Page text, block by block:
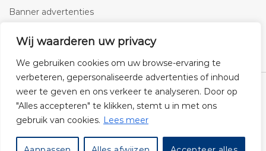
Wij waarderen uw privacy
We gebruiken cookies om uw browse-ervaring te
verbeteren, gepersonaliseerde advertenties of inhoud
weer te geven en ons verkeer te analyseren. Door op
"Alles accepteren" te klikken, stemt u in met ons
gebruik van cookies. Lees meer
Banner advertenties
SEO copywriting